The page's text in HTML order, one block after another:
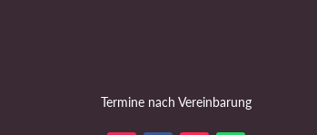
Termine nach Vereinbarung